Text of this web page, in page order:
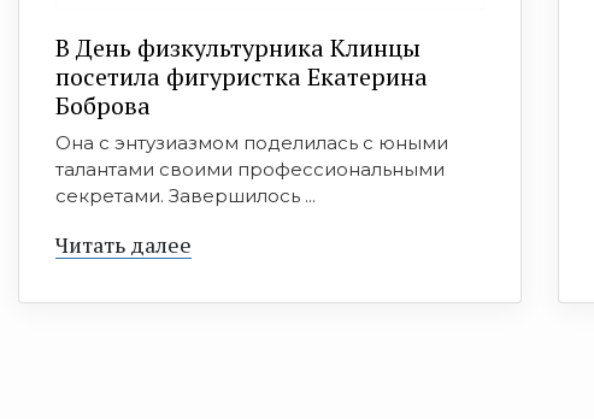
В День физкультурника Клинцы
посетила фигуристка Екатерина
Боброва
Она с энтузиазмом поделилась с юными
талантами своими профессиональными
секретами. Завершилось ...
Читать далее